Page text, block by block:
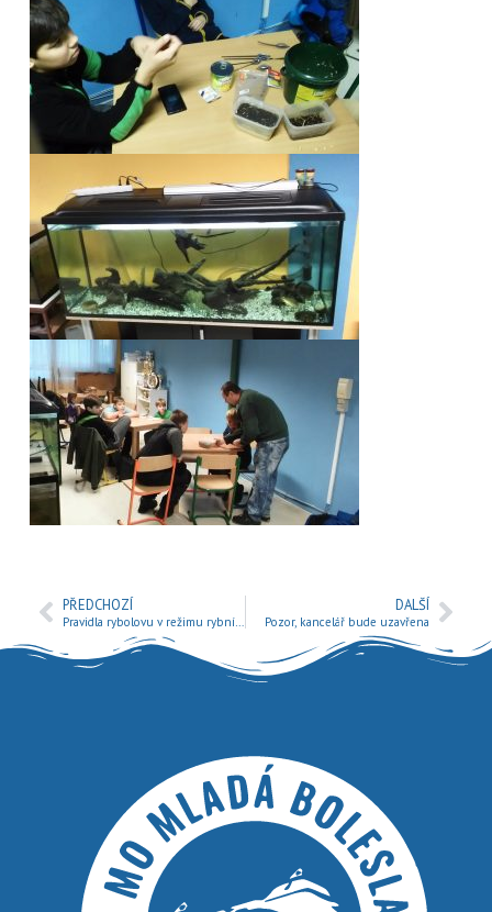
PŘEDCHOZÍ
Pravidla rybolovu v režimu rybníkářství na chovných rybnících SÚS!
DALŠÍ
Pozor, kancelář bude uzavřena